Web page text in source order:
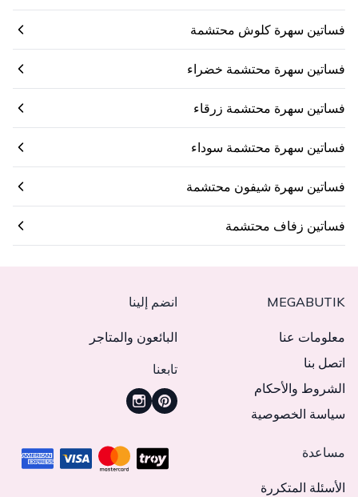
فساتين سهرة كلوش محتشمة
فساتين سهرة محتشمة خضراء
فساتين سهرة محتشمة زرقاء
فساتين سهرة محتشمة سوداء
فساتين سهرة شيفون محتشمة
فساتين زفاف محتشمة
MEGABUTIK
معلومات عنا
اتصل بنا
الشروط والأحكام
سياسة الخصوصية
انضم إلينا
البائعون والمتاجر
تابعنا
مساعدة
الأسئلة المتكررة